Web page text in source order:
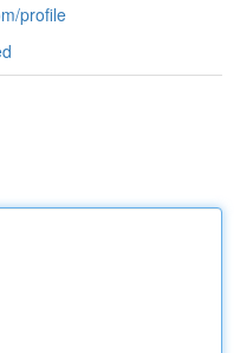
profile